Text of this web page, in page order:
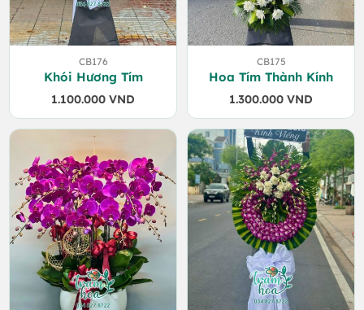
CB176
Khói Hương Tím
1.100.000 VND
CB175
Hoa Tím Thành Kính
1.300.000 VND